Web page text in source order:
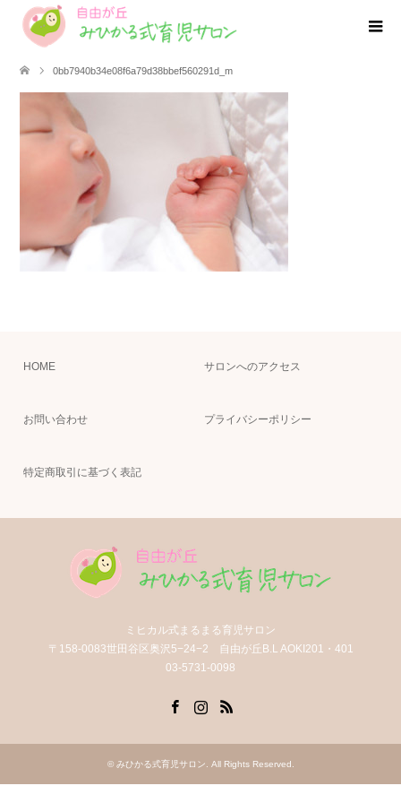
0bb7940b34e08f6a79d38bbef560291d_m
HOME サロンへのアクセス
お問い合わせ プライバシーポリシー
特定商取引に基づく表記
ミヒカル式まるまる育児サロン
〒158-0083世田谷区奥沢5−24−2 自由が丘B.L AOKI201・401
03-5731-0098
© みひかる式育児サロン . All Rights Reserved.